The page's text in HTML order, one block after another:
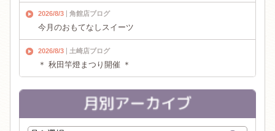
2026/8/3 角館店ブログ
今月のおもてなしスイーツ
2026/8/3 土崎店ブログ
＊ 秋田竿燈まつり開催 ＊